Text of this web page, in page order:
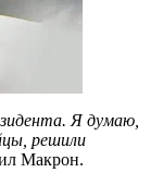
Я думаю,
решили
Макрон.